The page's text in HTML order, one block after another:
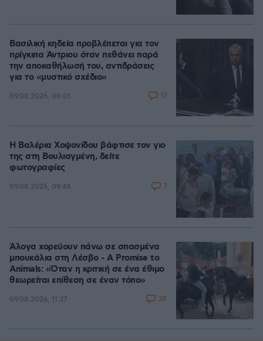
Βασιλική κηδεία προβλέπεται για τον
πρίγκιπα Άντριου όταν πεθάνει παρά
την αποκαθήλωσή του, αντιδράσεις
για το «μυστικό σχέδιο»
09.08.2026, 08:01 17
Η Βαλέρια Χοψονίδου βάφτισε τον γιο
της στη Βουλιαγμένη, δείτε
φωτογραφίες
09.08.2026, 09:44 7
Άλογα χορεύουν πάνω σε σπασμένα
μπουκάλια στη Λέσβο - A Promise to
Animals: «Όταν η κριτική σε ένα έθιμο
θεωρείται επίθεση σε έναν τόπο»
09.08.2026, 11:37 38